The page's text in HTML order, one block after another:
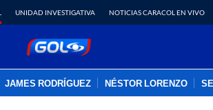
UNIDAD INVESTIGATIVA NOTICIAS CARACOL EN VIVO
JAMES RODRÍGUEZ NÉSTOR LORENZO